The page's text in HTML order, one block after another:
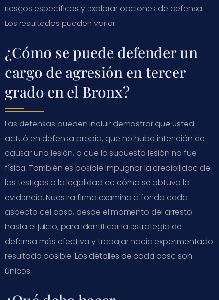
riesgos específicos y explorar opciones de defensa.
Los resultados pueden variar.
¿Cómo se puede defender un
cargo de agresión en tercer
grado en el Bronx?
Las defensas pueden incluir demostrar que usted
actuó en defensa propia, que no hubo intención de
causar una lesión, o que la supuesta lesión no fue
física. También es posible impugnar la credibilidad de
los testigos o la legalidad de cómo se obtuvo la
evidencia. Nuestra firma examina a fondo cada
aspecto del caso, desde el momento del arresto
hasta el juicio, para identificar la estrategia de
defensa más efectiva y trabajar hacia experimentado
resultado posible. Los detalles de cada caso son
únicos.